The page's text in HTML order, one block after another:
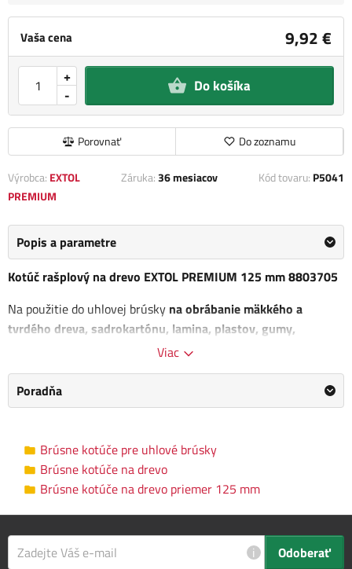
Vaša cena 9,92 €
-
+ Do košíka
Porovnať Do zoznamu
Výrobca: EXTOL
PREMIUM
Záruka:36 mesiacov Kód tovaru: P5041
Popis a parametre
Kotúč rašplový na drevo EXTOL PREMIUM 125 mm 8803705
Na použitie do uhlovej brúsky na obrábanie mäkkého a
tvrdého dreva, sadrokartónu, lamina, plastov, gumy,
mäkkých a mäkkých starých náterov.
Rozmer kotúča: 125 x 3 x 22,2 mm
Výrobca
EXTOL PREMIUM
Vnútorný
priemer
Viac
Poradňa
Brúsne kotúče pre uhlové brúsky
Brúsne kotúče na drevo
Brúsne kotúče na drevo priemer 125 mm
i Odoberať